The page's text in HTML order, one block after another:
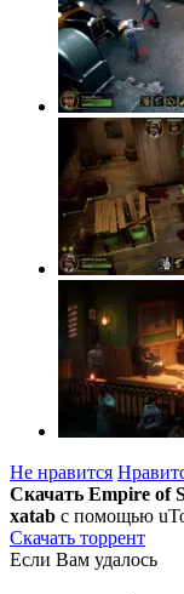
Не нравится
Скачать Empire of
xatab с помощью
Скачать торрент
Если Вам удалось